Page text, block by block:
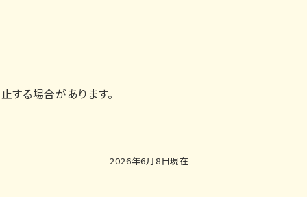
する場合があります。
2026年6月8日現在